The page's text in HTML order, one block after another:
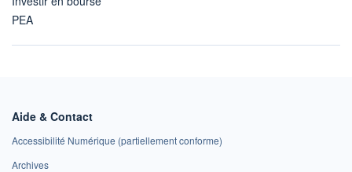
PEA
Aide & Contact
Accessibilité Numérique (partiellement conforme)
Archives